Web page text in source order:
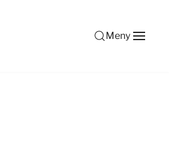
Meny